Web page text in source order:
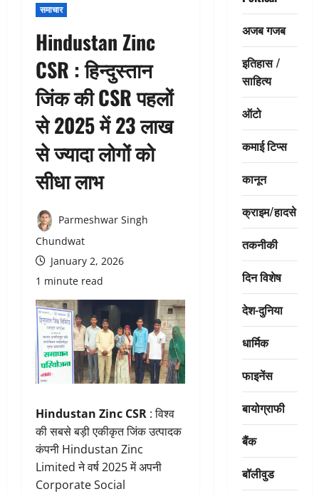
समाचार
Hindustan Zinc
CSR : हिन्दुस्तान
जिंक की CSR पहलों
से 2025 में 23 लाख
से ज्यादा लोगों को
सीधा लाभ
Parmeshwar Singh
Chundwat
January 2, 2026
1 minute read
Hindustan Zinc CSR : विश्व
की सबसे बड़ी एकीकृत जिंक उत्पादक
कंपनी Hindustan Zinc
Limited ने वर्ष 2025 में अपनी
Corporate Social
अजब गजब
इतिहास /
साहित्य
ऑटो
कमाई टिप्स
कानून
क्राइम/हादसे
तकनीकी
दिन विशेष
देश-दुनिया
धार्मिक
फाइनेंस
बायोग्राफी
बैंक
बॉलीवुड